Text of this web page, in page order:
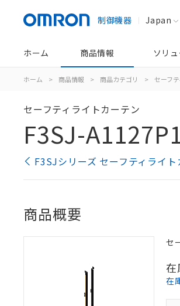
制御機器 Japan
ホーム 商品情報 ソリ
ホーム > 商品情報 > 商品カテゴリ > セーフテ
セーフティライトカーテン
F3SJ-
F3SJシリーズ セーフティライ
商品概要
セ
在